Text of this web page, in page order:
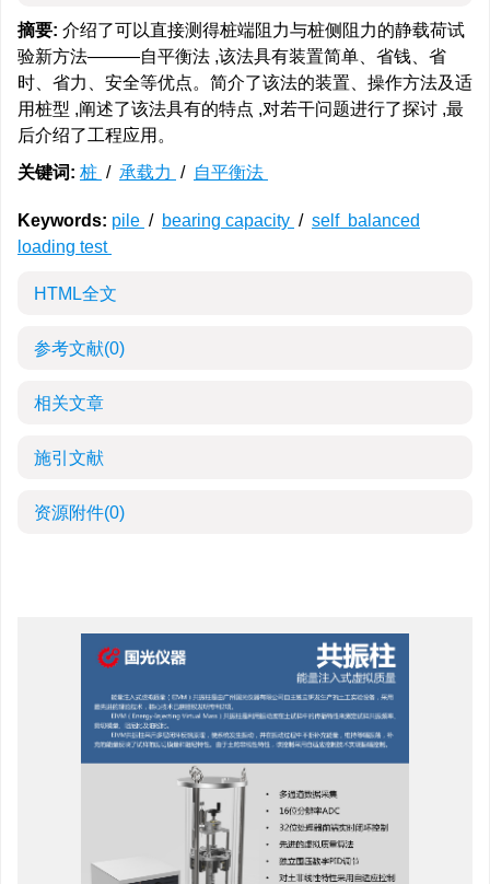
摘要: 介绍了可以直接测得桩端阻力与桩侧阻力的静载荷试
验新方法———自平衡法 ,该法具有装置简单、省钱、省
时、省力、安全等优点。简介了该法的装置、操作方法及适
用桩型 ,阐述了该法具有的特点 ,对若干问题进行了探讨 ,最
后介绍了工程应用。
关键词: 桩 / 承载力 / 自平衡法
Keywords: pile / bearing capacity / self balanced
loading test
HTML全文
参考文献(0)
相关文章
施引文献
资源附件(0)